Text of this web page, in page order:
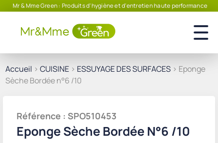
Mr & Mme Green : Produits d'hygiène et d'entretien haute performance
Accueil > CUISINE > ESSUYAGE DES SURFACES > Eponge
Sèche Bordée n°6 /10
Référence : SPO510453
Eponge Sèche Bordée N°6 /10